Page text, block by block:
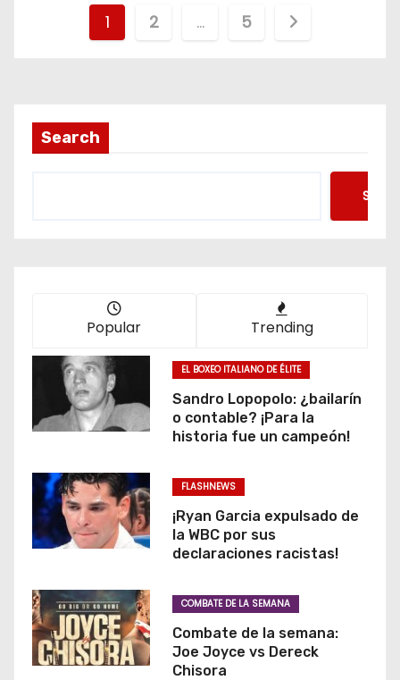
i
ó
n
d
e
e
n
t
r
a
d
1 2 … 5
Search
Popular Trending
EL BOXEO ITALIANO DE ÉLITE
Sandro Lopopolo: ¿bailarín
o contable? ¡Para la
historia fue un campeón!
FLASHNEWS
¡Ryan Garcia expulsado de
la WBC por sus
declaraciones racistas!
COMBATE DE LA SEMANA
Combate de la semana:
Joe Joyce vs Dereck
Chisora